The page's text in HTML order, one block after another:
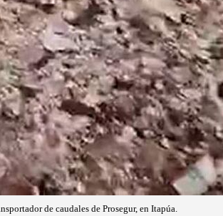
de caudales de Prosegur, en Itapúa.